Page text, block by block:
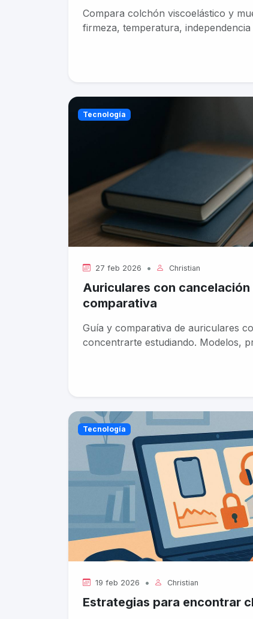
Compara colchón viscoelástico y
firmeza, temperatura,
Tecnología
27 feb 2026 • Christian
Auriculares con
comparativa
Guía y comparativa de auriculares
concentrarte estudiando. Modelos,
Tecnología
19 feb 2026 • Christian
Estrategias para encontrar